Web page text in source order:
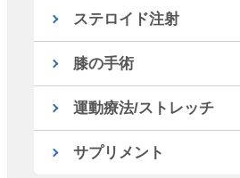
ステロイド注射
膝の手術
運動療法/ストレッチ
サプリメント